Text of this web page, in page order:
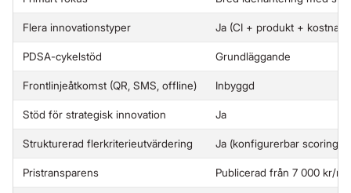
Flera innovationstyper Ja (CI + produkt + kostnad
PDSA-cykelstöd Grundläggande
Frontlinjeåtkomst (QR, SMS, offline) Inbyggd
Stöd för strategisk innovation Ja
Strukturerad flerkriterieutvärdering Ja (konfigurerbar scoring
Pristransparens Publicerad från 7 000 kr/